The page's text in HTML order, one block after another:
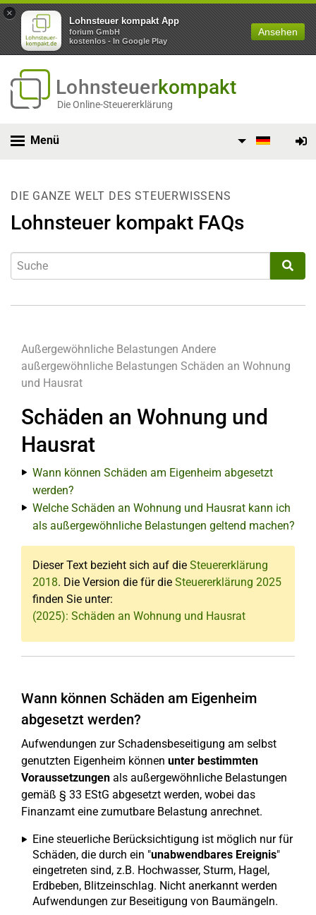
×
Lohnsteuer kompakt App
forium GmbH
kostenlos - In Google Play
Ansehen
Lohnsteuerkompakt
Die Online-Steuererklärung
Menü
DIE GANZE WELT DES STEUERWISSENS
Lohnsteuer kompakt FAQs
Außergewöhnliche Belastungen Andere
außergewöhnliche Belastungen Schäden an Wohnung
und Hausrat
Schäden an Wohnung und
Hausrat
Wann können Schäden am Eigenheim abgesetzt
werden?
Welche Schäden an Wohnung und Hausrat kann ich
als außergewöhnliche Belastungen geltend machen?
Dieser Text bezieht sich auf die Steuererklärung
2018. Die Version die für die Steuererklärung 2025
finden Sie unter:
(2025): Schäden an Wohnung und Hausrat
Wann können Schäden am Eigenheim
abgesetzt werden?
Aufwendungen zur Schadensbeseitigung am selbst
genutzten Eigenheim können unter bestimmten
Voraussetzungen als außergewöhnliche Belastungen
gemäß § 33 EStG abgesetzt werden, wobei das
Finanzamt eine zumutbare Belastung anrechnet.
Eine steuerliche Berücksichtigung ist möglich nur für
Schäden, die durch ein "unabwendbares Ereignis"
eingetreten sind, z.B. Hochwasser, Sturm, Hagel,
Erdbeben, Blitzeinschlag. Nicht anerkannt werden
Aufwendungen zur Beseitigung von Baumängeln.